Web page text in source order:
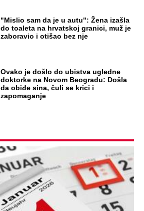
"Mislio sam da je u autu": Žena izašla
do toaleta na hrvatskoj granici, muž je
zaboravio i otišao bez nje
Ovako je došlo do ubistva ugledne
doktorke na Novom Beogradu: Došla
da obiđe sina, čuli se krici i
zapomaganje